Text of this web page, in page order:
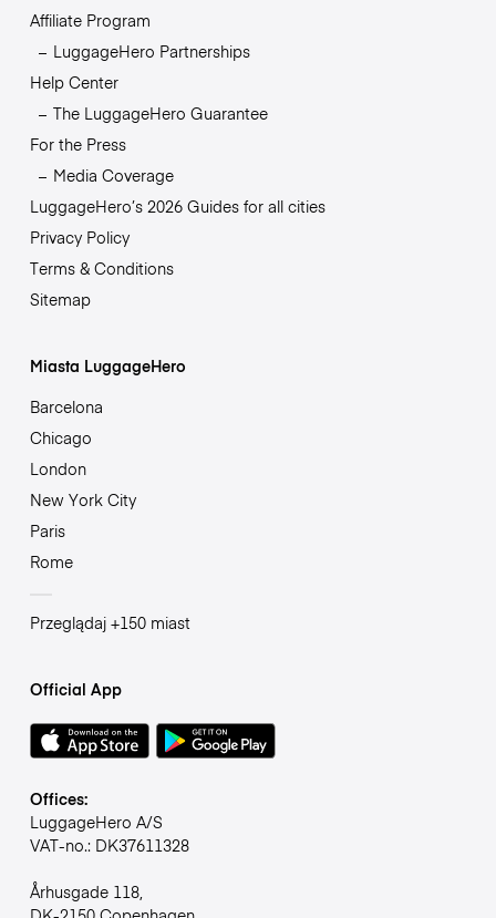
Affiliate Program
LuggageHero Partnerships
Help Center
The LuggageHero Guarantee
For the Press
Media Coverage
LuggageHero’s 2026 Guides for all cities
Privacy Policy
Terms & Conditions
Sitemap
Miasta LuggageHero
Barcelona
Chicago
London
New York City
Paris
Rome
Przeglądaj +150 miast
Official App
Offices:
LuggageHero A/S
VAT-no.: DK37611328
Århusgade 118,